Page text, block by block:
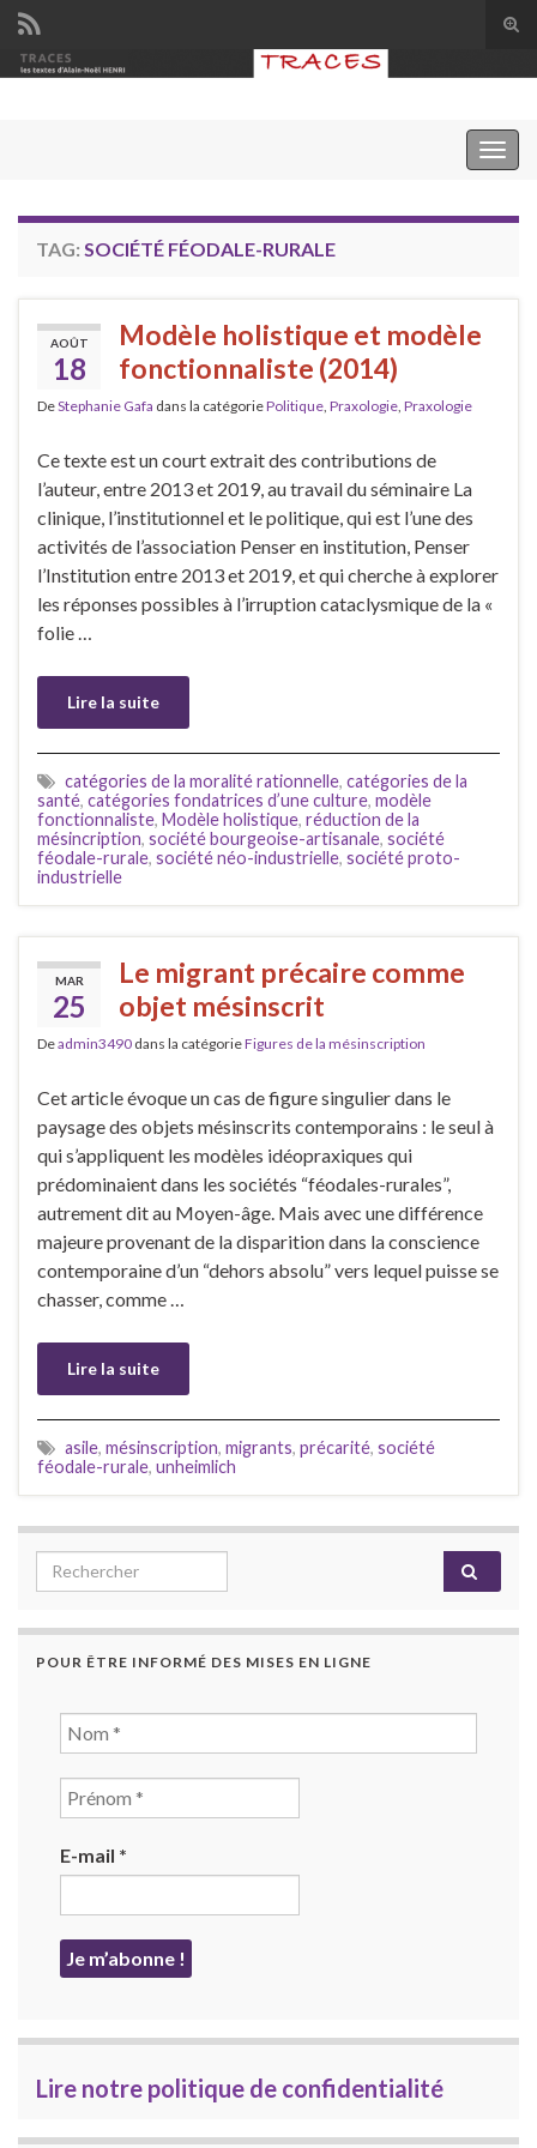
Search for:
TAG: SOCIÉTÉ FÉODALE-RURALE
AOÛT
18
Modèle holistique et modèle
fonctionnaliste (2014)
DeStephanie Gafa dans la catégoriePolitique Praxologie Praxologie
Ce texte est un court extrait des contributions de
l’auteur, entre 2013 et 2019, au travail du séminaire La
clinique, l’institutionnel et le politique, qui est l’une des
activités de l’association Penser en institution, Penser
l’Institution entre 2013 et 2019, et qui cherche à explorer
les réponses possibles à l’irruption cataclysmique de la «
folie …
Lire la suite
catégories de la moralité rationnelle, catégories de la
santé, catégories fondatrices d’une culture, modèle
fonctionnaliste, Modèle holistique, réduction de la
mésincription, société bourgeoise-artisanale, société
féodale-rurale, société néo-industrielle, société proto-
industrielle
MAR
25
Le migrant précaire comme
objet mésinscrit
Deadmin3490 dans la catégorieFigures de la mésinscription
Cet article évoque un cas de figure singulier dans le
paysage des objets mésinscrits contemporains : le seul à
qui s’appliquent les modèles idéopraxiques qui
prédominaient dans les sociétés “féodales-rurales”,
autrement dit au Moyen-âge. Mais avec une différence
majeure provenant de la disparition dans la conscience
contemporaine d’un “dehors absolu” vers lequel puisse se
chasser, comme …
Lire la suite
asile, mésinscription, migrants, précarité, société
féodale-rurale, unheimlich
Search for:
POUR ÊTRE INFORMÉ DES MISES EN LIGNE
E-mail *
Lire notre politique de confidentialité